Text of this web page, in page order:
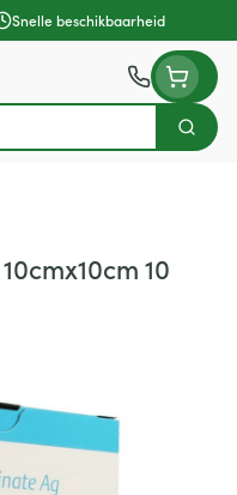
Snelle beschikbaarheid
Zoek
10